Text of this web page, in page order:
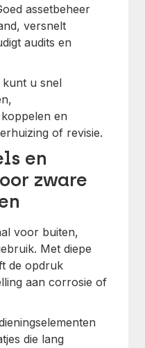
assetbeheer
versnelt
audits en
kunt u snel
en
of revisie.
en
zware
voor buiten,
Met diepe
de opdruk
aan corrosie of
die lang